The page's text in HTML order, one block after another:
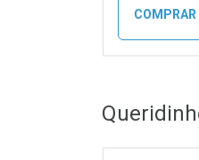
COMPRAR
Por